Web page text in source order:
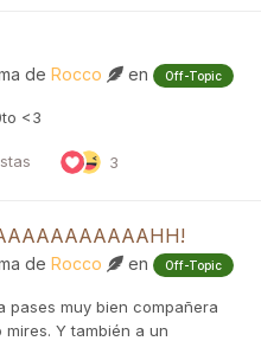
de Rocco en Off-Topic
<3
3
de Rocco en Off-Topic
pases muy bien compañera
Y también a un